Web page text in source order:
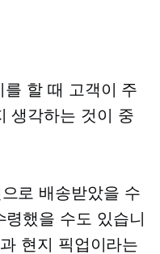
할 때 고객이 주
생각하는 것이 중
로 배송받았을 수
했을 수도 있습니
현지 픽업이라는